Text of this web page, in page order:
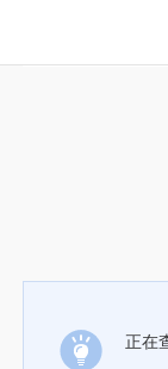
正在